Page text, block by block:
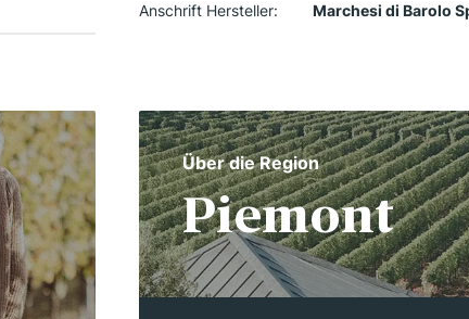
Anschrift Hersteller: Marchesi di Barolo
Über die Region
Piemont